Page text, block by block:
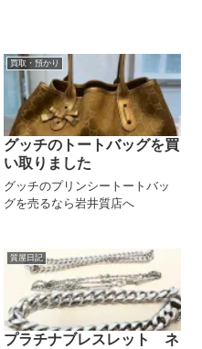
買取・預かり
グッチのトートバッグを買
い取りました
グッチのプリンシートートバッ
グを売るなら岩井質店へ
質屋日記
プラチナブレスレット ネ